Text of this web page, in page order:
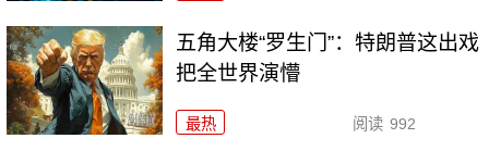
五角大楼“罗生门”：特朗普这出戏
把全世界演懵
最热 阅读 992